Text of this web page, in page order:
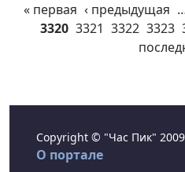
« первая ‹ предыдущая
3320 3321 3322 3323
Copyright © "Час Пик"
О портале